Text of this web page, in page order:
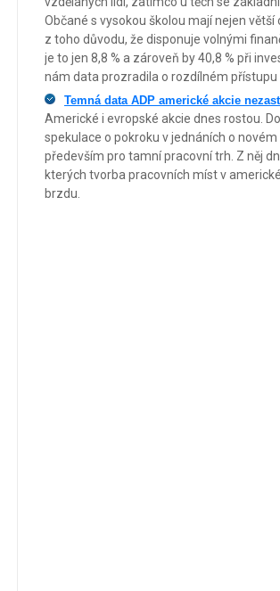
Občané s vysokou školou mají nejen
z toho důvodu, že disponuje volnými
je to jen 8,8 % a zároveň by 40,8 % při
nám data prozradila o rozdílném přístupu
Temná data ADP americké akcie
Americké i evropské akcie dnes rostou.
spekulace o pokroku v jednáních o
především pro tamní pracovní trh. Z něj
kterých tvorba pracovních míst v
brzdu.